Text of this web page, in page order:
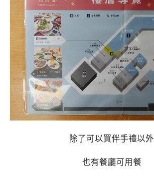
除了可以買伴手禮以外
也有餐廳可用餐